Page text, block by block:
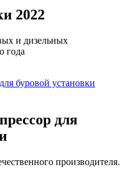
2022
и дизельных
года
для
производителя.